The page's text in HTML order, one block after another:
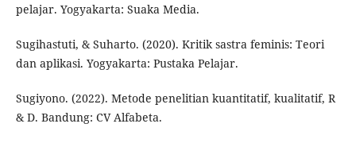
pelajar. Yogyakarta: Suaka Media.
Sugihastuti, & Suharto. (2020). Kritik sastra feminis: Teori
dan aplikasi. Yogyakarta: Pustaka Pelajar.
Sugiyono. (2022). Metode penelitian kuantitatif, kualitatif, R
& D. Bandung: CV Alfabeta.